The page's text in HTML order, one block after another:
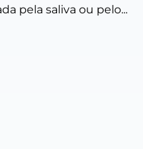
pela saliva ou pelo...